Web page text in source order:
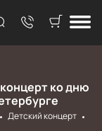
ко дню
Детский концерт